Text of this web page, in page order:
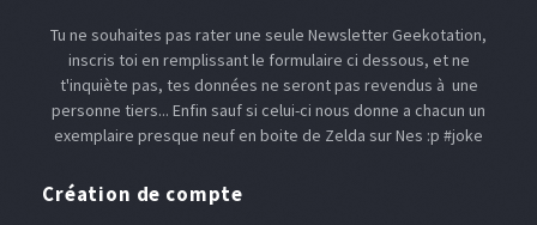
Tu ne souhaites pas rater une seule Newsletter Geekotation,
inscris toi en remplissant le formulaire ci dessous, et ne
t'inquiète pas, tes données ne seront pas revendus à une
personne tiers... Enfin sauf si celui-ci nous donne a chacun un
exemplaire presque neuf en boite de Zelda sur Nes :p #joke
Création de compte